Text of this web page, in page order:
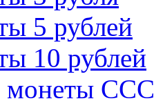
5 рублей
10 рублей
монеты